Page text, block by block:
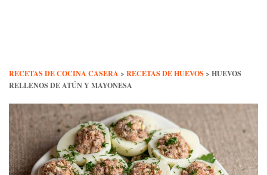
RECETAS DE COCINA CASERA > RECETAS DE HUEVOS > HUEVOS
RELLENOS DE ATÚN Y MAYONESA